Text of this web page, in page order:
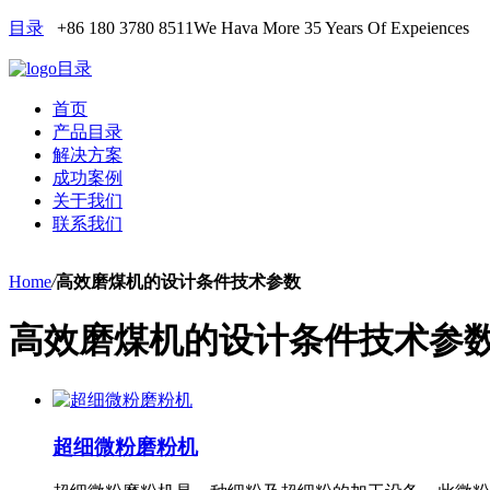
目录 +86 180 3780 8511We Hava More 35 Years Of Expeiences
目录
首页
产品目录
解决方案
成功案例
关于我们
联系我们
Home/高效磨煤机的设计条件技术参数
高效磨煤机的设计条件技术参
超细微粉磨粉机